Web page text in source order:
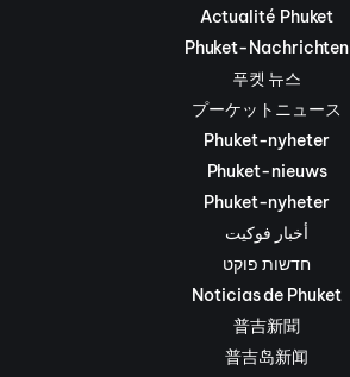
Actualité Phuket
Phuket-Nachrichten
푸켓 뉴스
プーケットニュース
Phuket-nyheter
Phuket-nieuws
Phuket-nyheter
أخبار فوكيت
חדשות פוקט
Noticias de Phuket
普吉新聞
普吉岛新闻